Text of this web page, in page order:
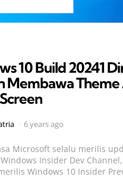
10 Build 20241
Membawa
6 years ago
Microsoft selalu merilis
Insider Dev
Windows 10 Insider